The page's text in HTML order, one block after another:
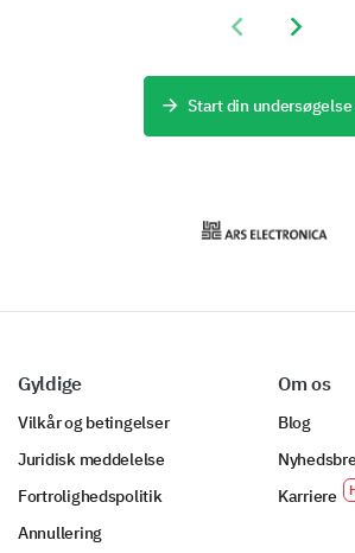
Previous slide
Next slide
Start din undersøgelse
Gyldige
Vilkår og betingelser
Juridisk meddelelse
Fortrolighedspolitik
Annullering
Om os
Blog
Karriere